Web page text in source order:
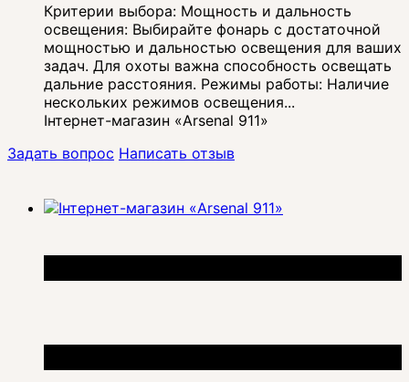
Критерии выбора: Мощность и дальность
освещения: Выбирайте фонарь с достаточной
мощностью и дальностью освещения для ваших
задач. Для охоты важна способность освещать
дальние расстояния. Режимы работы: Наличие
нескольких режимов освещения...
Інтернет-магазин «Arsenal 911»
Задать вопрос Написать отзыв